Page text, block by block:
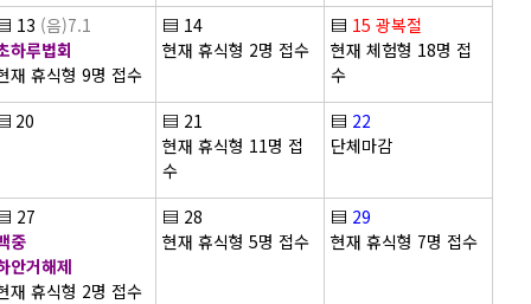
13 (음)7.1
하루법회
재 휴식형 9명 접수
▤ 14
현재 휴식형 2명 접수
▤ 15 광복절
현재 체험형 18명 접
수
20 ▤ 21
현재 휴식형 11명 접
수
▤ 22
단체마감
27
중
안거해제
재 휴식형 2명 접수
▤ 28
현재 휴식형 5명 접수
▤ 29
현재 휴식형 7명 접수